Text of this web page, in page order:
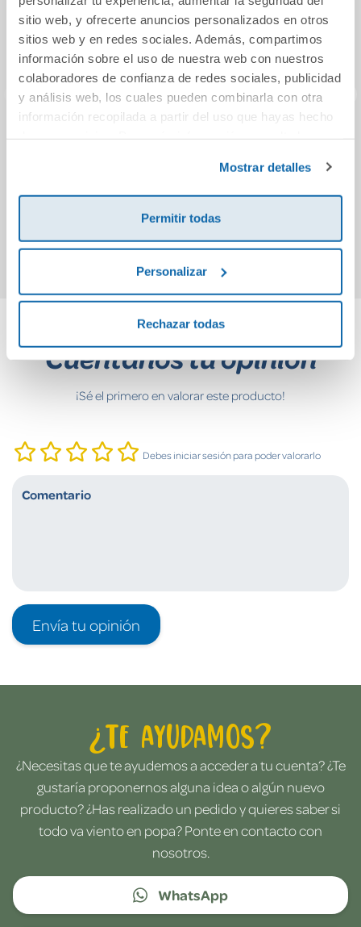
sitio web, y ofrecerte anuncios personalizados en otros
sitios web y en redes sociales. Además, compartimos
información sobre el uso de nuestra web con nuestros
colaboradores de confianza de redes sociales, publicidad
y análisis web, los cuales pueden combinarla con otra
información recopilada a partir del uso que hayas hecho
Mostrar detalles
Permitir todas
Personalizar
Rechazar todas
Make your Point
Cambridge Edition
47,80€
Comprar
Biología y Geología
51,40€
Comprar
Cuéntanos tu opinión
¡Sé el primero en valorar este producto!
Debes iniciar sesión para poder valorarlo
Envía tu opinión
¿Te ayudamos?
¿Necesitas que te ayudemos a acceder a tu cuenta? ¿Te
gustaría proponernos alguna idea o algún nuevo
producto? ¿Has realizado un pedido y quieres saber si
todo va viento en popa? Ponte en contacto con
nosotros.
WhatsApp